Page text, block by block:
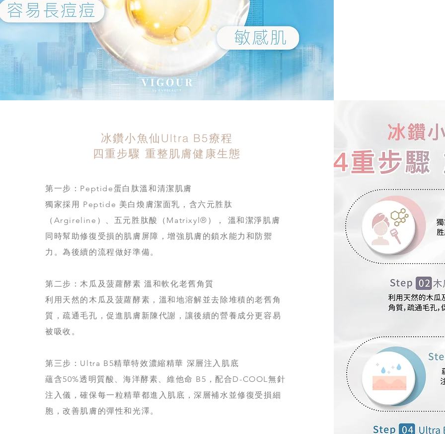
冰鑽小魚仙Ultra B5療程
四重步驟 重整肌膚健康生態
第一步：Peptide蛋白肽溫和清潔肌膚
獨家採用 Peptide 美白煥膚潔面乳，含六元胜肽
（Argireline）、五元胜肽酸（Matrixyl®）， 溫和潔淨肌膚
同時幫助修復受損的肌膚屏障，增強肌膚的鎖水能力和防禦
力。為後續的流程做好準備。
第二步：木瓜及菠蘿酵素 溫和軟化老舊角質
利用天然的木瓜及菠蘿酵素，溫和地溶解並去除堆積的老舊角
質，疏通毛孔，促進肌膚新陳代謝，讓後續的營養成分更容易
被吸收。
第三步：Ultra B5精華特效濃縮精華 深層注入肌底
蘊含50%透明質酸、海洋酵素、維他命 B5，配合D-COOL無針
注入儀，確保每一粒精華都進入肌底，深層補水並修復受損細
胞，改善肌膚的彈性和光澤。